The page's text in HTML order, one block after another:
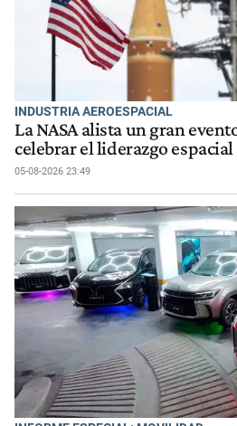
INDUSTRIA AEROESPACIAL
La NASA alista un gran
celebrar el liderazgo
05-08-2026 23:49